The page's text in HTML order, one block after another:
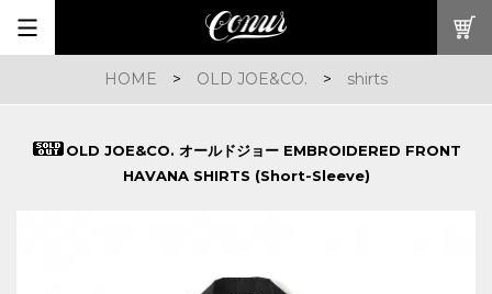
HOME > OLD JOE&CO. > shirts
OLD JOE&CO. オールドジョー EMBROIDERED FRONT
HAVANA SHIRTS (Short-Sleeve)